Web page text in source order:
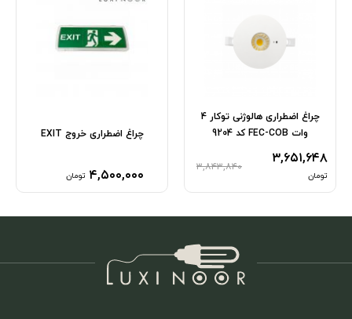
چراغ اضطراری هالوژنی توکار 4
وات FEC-COB کد 9204
۳,۶۵۱,۶۴۸
تومان
۳,۸۴۳,۸۴۰
چراغ اضطراری خروج EXIT
۴,۵۰۰,۰۰۰ تومان